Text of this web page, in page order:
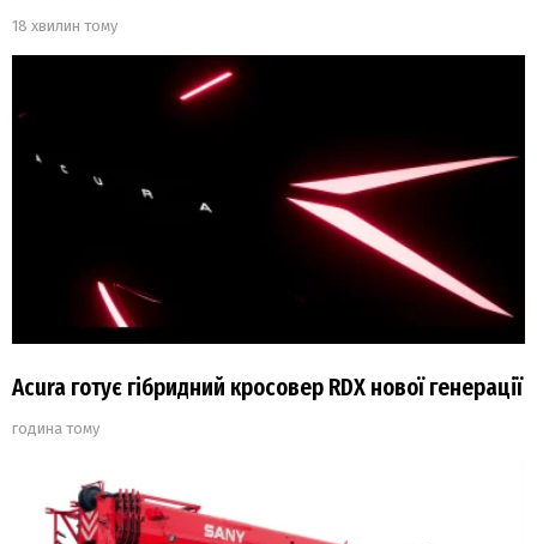
18 хвилин тому
Acura готує гібридний кросовер RDX нової генерації
година тому